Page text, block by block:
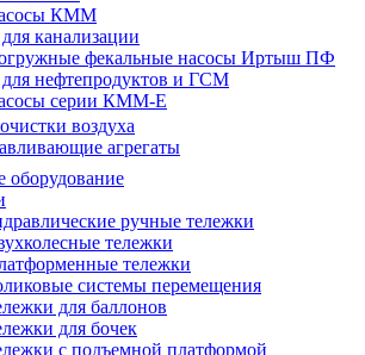
КММ
канализации
фекальные насосы Иртыш ПФ
нефтепродуктов и ГСМ
серии КММ-Е
воздуха
агрегаты
оборудование
ручные тележки
тележки
тележки
системы перемещения
для баллонов
для бочек
с подъемной платформой